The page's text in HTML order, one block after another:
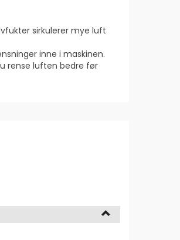
sirkulerer mye luft
inne i maskinen.
rense luften bedre før